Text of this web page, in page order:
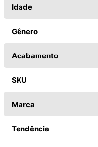
Idade
Gênero
Acabamento
SKU
Marca
Tendência